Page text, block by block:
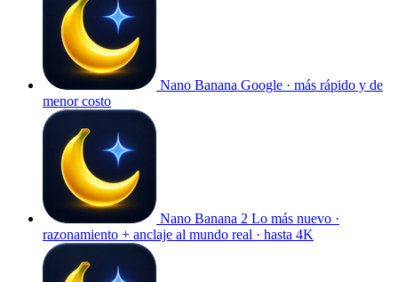
Nano Banana Google · más rápido y de
menor costo
Nano Banana 2 Lo más nuevo ·
razonamiento + anclaje al mundo real · hasta 4K